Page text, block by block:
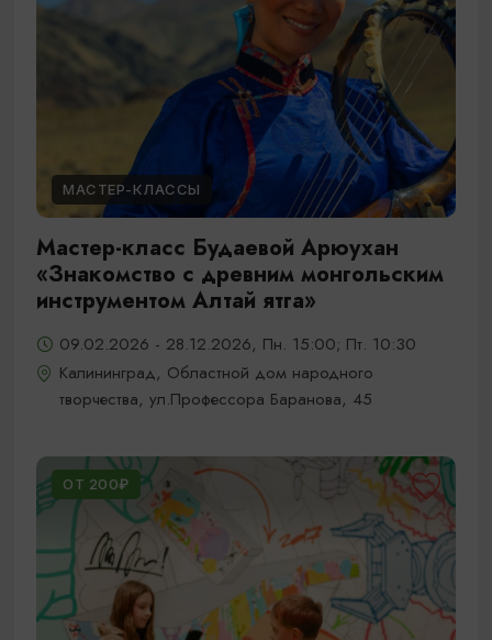
МАСТЕР-КЛАССЫ
Мастер-класс Будаевой Арюухан
«Знакомство с древним монгольским
инструментом Алтай ятга»
09.02.2026 - 28.12.2026, Пн. 15:00; Пт. 10:30
Калининград, Областной дом народного
творчества, ул.Профессора Баранова, 45
ОТ 200₽